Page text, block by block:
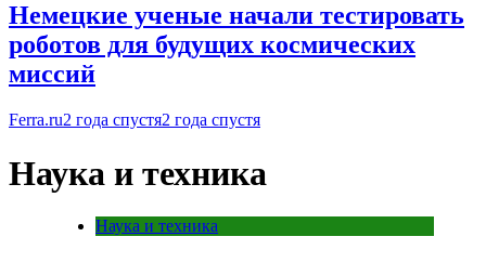
Немецкие ученые начали тестировать
роботов для будущих космических
миссий
Ferra.ru2 года спустя2 года спустя
Наука и техника
Наука и техника